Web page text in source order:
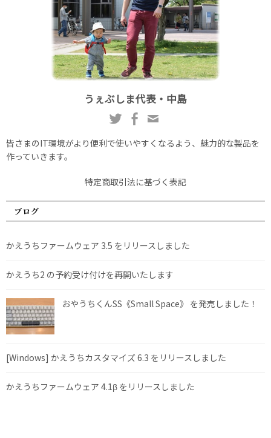
うぇぶしま代表・中島
皆さまのIT環境がより便利で使いやすくなるよう、魅力的な製品を
作っていきます。
特定商取引法に基づく表記
ブログ
かえうちファームウェア 3.5 をリリースしました
かえうち2 の予約受け付けを再開いたします
おやうちくんSS《Small Space》 を発売しました！
[Windows] かえうちカスタマイズ 6.3 をリリースしました
かえうちファームウェア 4.1β をリリースしました